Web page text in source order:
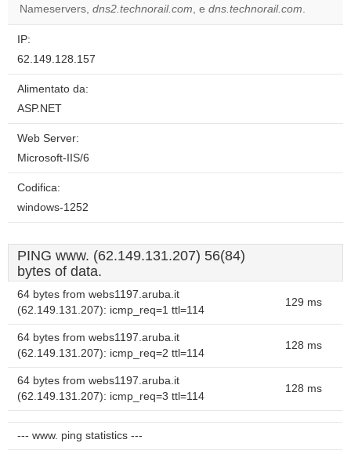
website?
Nameservers, dns2.technorail.com, e dns.technorail.com.
IP:
62.149.128.157
Alimentato da:
ASP.NET
Web Server:
Microsoft-IIS/6
Codifica:
windows-1252
PING www. (62.149.131.207) 56(84)
bytes of data.
64 bytes from webs1197.aruba.it
(62.149.131.207): icmp_req=1 ttl=114
129 ms
64 bytes from webs1197.aruba.it
(62.149.131.207): icmp_req=2 ttl=114
128 ms
64 bytes from webs1197.aruba.it
(62.149.131.207): icmp_req=3 ttl=114
128 ms
--- www. ping statistics ---